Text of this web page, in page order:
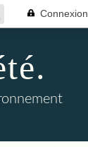
Connexion